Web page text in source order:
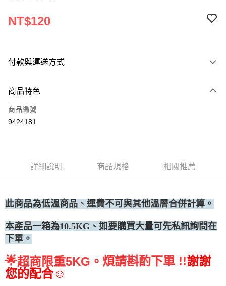
NT$120
付款與運送方式
信用卡一次付款
Apple Pay
商品特色
商品編號
9424181
詳細說明 商品規格 相關推薦
此商品為低溫商品、運費不可與其他溫層合併計算。
本產品一箱為10.5KG、 如要購買大量可先私訊詢問在
下單。
🌟超商限重5KG。 煩請斟酌下單 !!謝謝
您的配合☺